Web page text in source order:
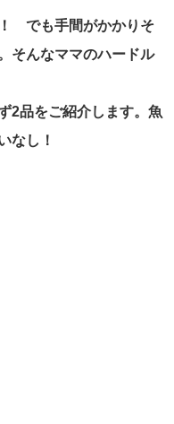
でも手間がかかりそ
そんなママのハードル
2品をご紹介します。魚
なし！